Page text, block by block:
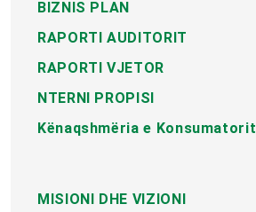
BIZNIS PLAN
RAPORTI AUDITORIT
RAPORTI VJETOR
NTERNI PROPISI
Kënaqshmëria e Konsumatorit
MISIONI DHE VIZIONI